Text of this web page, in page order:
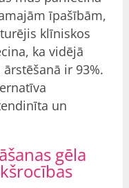
īpašībām,
klīniskos
ka vidējā
ir 93%.
un
gēla